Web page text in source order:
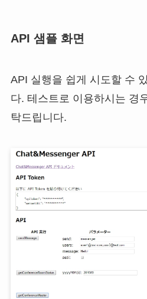
API 샘플 화면
API 실행을 쉽게 시도할 수
다. 테스트로 이용하시는 경
탁드립니다.